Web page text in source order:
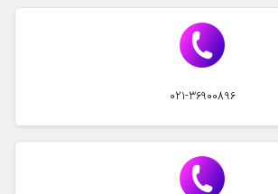
021-36900896